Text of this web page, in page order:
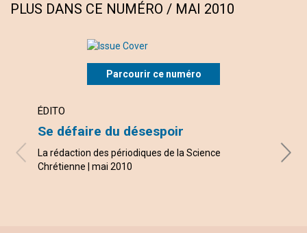
PLUS DANS CE NUMÉRO / MAI 2010
Parcourir ce numéro
ÉDITO
Se défaire du désespoir
La rédaction des périodiques de la Science
Chrétienne | mai 2010